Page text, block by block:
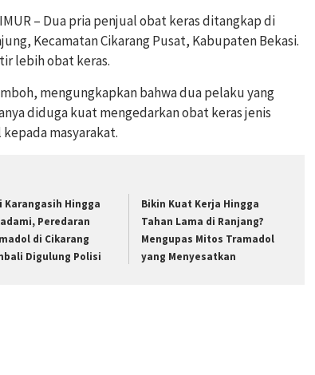
– Dua pria penjual obat keras ditangkap di
Kecamatan Cikarang Pusat, Kabupaten Bekasi.
lebih obat keras.
mengungkapkan bahwa dua pelaku yang
diduga kuat mengedarkan obat keras jenis
masyarakat.
Karangasih Hingga
Peredaran
di Cikarang
Digulung Polisi
Bikin Kuat Kerja Hingga
Tahan Lama di Ranjang?
Mengupas Mitos Tramadol
yang Menyesatkan